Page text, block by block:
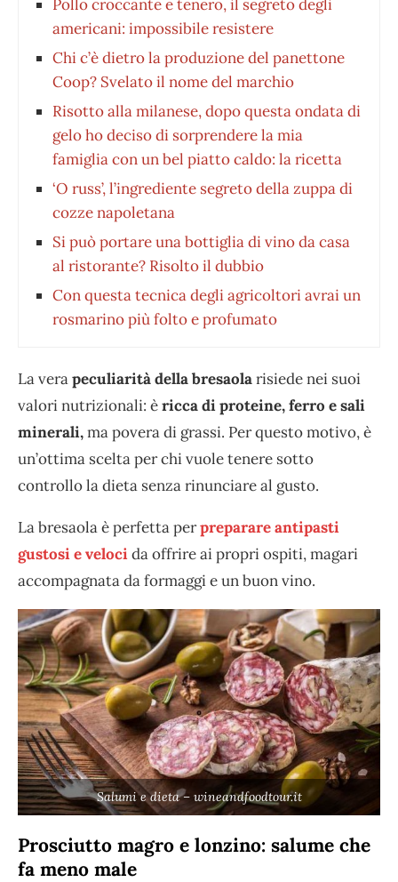
Pollo croccante e tenero, il segreto degli
americani: impossibile resistere
Chi c’è dietro la produzione del panettone
Coop? Svelato il nome del marchio
Risotto alla milanese, dopo questa ondata di
gelo ho deciso di sorprendere la mia
famiglia con un bel piatto caldo: la ricetta
‘O russ’, l’ingrediente segreto della zuppa di
cozze napoletana
Si può portare una bottiglia di vino da casa
al ristorante? Risolto il dubbio
Con questa tecnica degli agricoltori avrai un
rosmarino più folto e profumato
La verapeculiarità della bresaolarisiede nei suoi
valori nutrizionali: èricca di proteine, ferro e sali
minerali,ma povera di grassi. Per questo motivo, è
un’ottima scelta per chi vuole tenere sotto
controllo la dieta senza rinunciare al gusto.
La bresaola è perfetta perpreparare antipasti
gustosi e velocida offrire ai propri ospiti, magari
accompagnata da formaggi e un buon vino.
Salumi e dieta – wineandfoodtour.it
Prosciutto magro e lonzino: salume che
fa meno male